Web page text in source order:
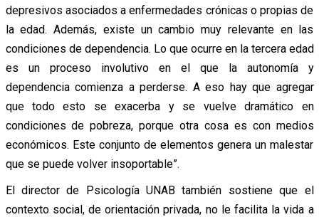
depresivos asociados a enfermedades crónicas o propias de
la edad. Además, existe un cambio muy relevante en las
condiciones de dependencia. Lo que ocurre en la tercera edad
es un proceso involutivo en el que la autonomía y
dependencia comienza a perderse. A eso hay que agregar
que todo esto se exacerba y se vuelve dramático en
condiciones de pobreza, porque otra cosa es con medios
económicos. Este conjunto de elementos genera un malestar
que se puede volver insoportable”.
El director de Psicología UNAB también sostiene que el
contexto social, de orientación privada, no le facilita la vida a